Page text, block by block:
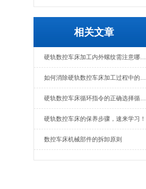
相关文章
硬轨数控车床加工内外螺纹需注意哪些关键因素？
如何消除硬轨数控车床加工过程中的振动问题
硬轨数控车床循环指令的正确选择循环起点
硬轨数控车床的保养步骤，速来学习！
数控车床机械部件的拆卸原则